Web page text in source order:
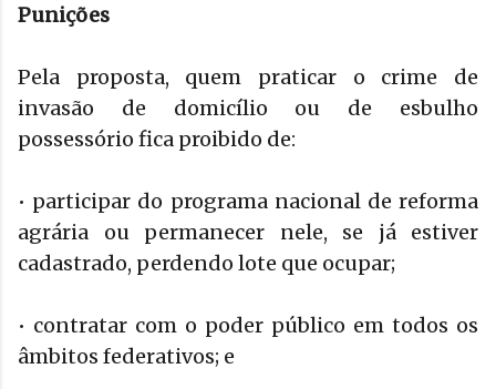
Punições
Pela proposta, quem praticar o crime de
invasão de domicílio ou de esbulho
possessório fica proibido de:
• participar do programa nacional de reforma
agrária ou permanecer nele, se já estiver
cadastrado, perdendo lote que ocupar;
• contratar com o poder público em todos os
âmbitos federativos; e